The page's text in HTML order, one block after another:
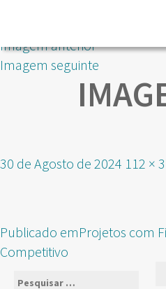
Imagem anterior
Imagem seguinte
Publicado
30 de Agosto de 2024 112 ×
NAVEGAÇÃO
DE
ARTIGOS
Publicado emProjetos com
Competitivo
Pesquisar